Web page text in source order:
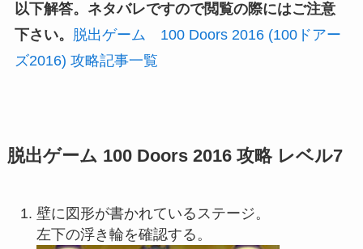
以下解答。ネタバレですので閲覧の際にはご注意
下さい。 脱出ゲーム 100 Doors 2016 (100ドアー
ズ2016) 攻略記事一覧
脱出ゲーム 100 Doors 2016 攻略 レベル7
壁に図形が書かれているステージ。
左下の浮き輪を確認する。